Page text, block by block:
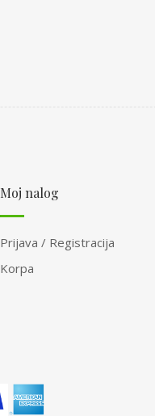
Moj nalog
Prijava / Registracija
Korpa